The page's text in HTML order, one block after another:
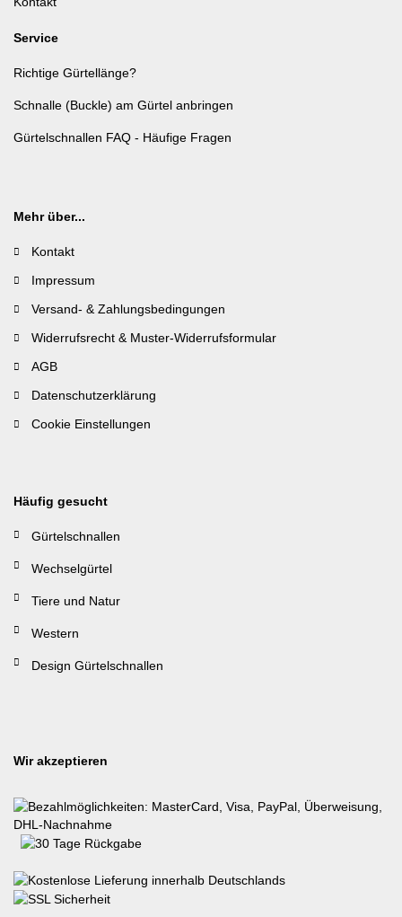
Service
Richtige Gürtellänge?
Schnalle (Buckle) am Gürtel anbringen
Gürtelschnallen FAQ - Häufige Fragen
Mehr über...
Kontakt
Impressum
Versand- & Zahlungsbedingungen
Widerrufsrecht & Muster-Widerrufsformular
AGB
Datenschutzerklärung
Cookie Einstellungen
Häufig gesucht
Gürtelschnallen
Wechselgürtel
Tiere und Natur
Western
Design Gürtelschnallen
Wir akzeptieren